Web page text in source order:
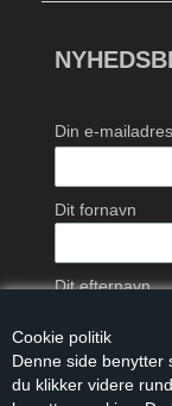
Cookie politik
Denne side benytter
du klikker videre
Din e-
Dit fornavn
Dit efternavn